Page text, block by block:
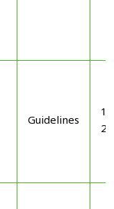
Guidelines